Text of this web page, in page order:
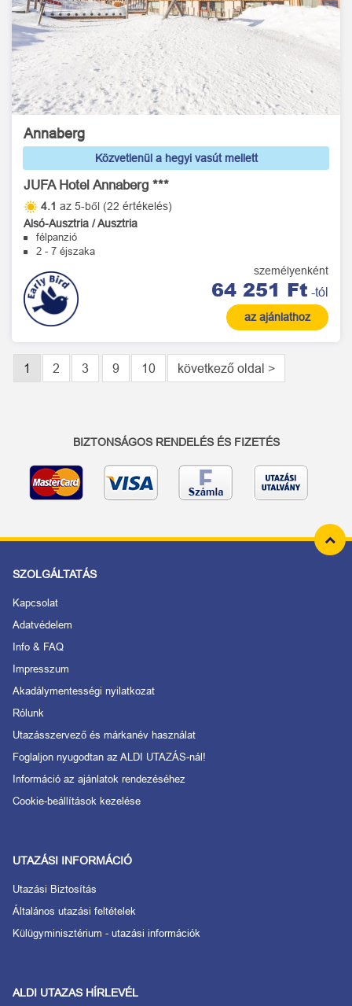
Annaberg
Közvetlenül a hegyi vasút mellett
JUFA Hotel Annaberg ***
4.1 az 5-ből (22 értékelés)
Alsó-Ausztria / Ausztria
félpanzió
2 - 7 éjszaka
személyenként
64 251 Ft -tól
az ajánlathoz
1 2 3 9 10 következő oldal >
BIZTONSÁGOS RENDELÉS ÉS FIZETÉS
SZOLGÁLTATÁS
Kapcsolat
Adatvédelem
Info & FAQ
Impresszum
Akadálymentességi nyilatkozat
Rólunk
Utazásszervező és márkanév használat
Foglaljon nyugodtan az ALDI UTAZÁS-nál!
Információ az ajánlatok rendezéséhez
Cookie-beállítások kezelése
UTAZÁSI INFORMÁCIÓ
Utazási Biztosítás
Általános utazási feltételek
Külügyminisztérium - utazási információk
ALDI UTAZAS HÍRLEVÉL